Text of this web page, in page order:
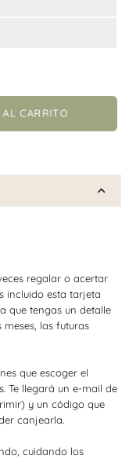
AL CARRITO
regalar o acertar
incluido esta tarjeta
que tengas un detalle
las futuras
que escoger el
Te llegará un e-mail de
y un código que
canjearla.
cuidando los